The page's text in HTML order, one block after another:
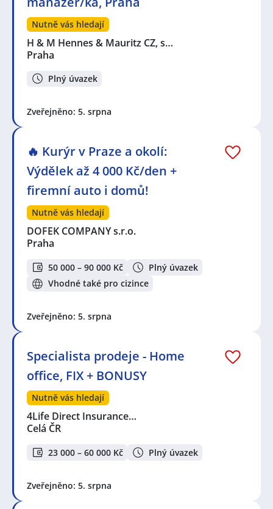
Nutně vás hledají
H & M Hennes & Mauritz CZ, s…
Praha
Plný úvazek
Zveřejněno: 5. srpna
🔥 Kurýr v Praze a okolí:
Výdělek až 4 000 Kč/den +
firemní auto i domů!
Nutně vás hledají
DOFEK COMPANY s.r.o.
Praha
50 000 – 90 000 Kč
Plný úvazek
Vhodné také pro cizince
Zveřejněno: 5. srpna
Specialista prodeje - Home
office, FIX + BONUSY
Nutně vás hledají
4Life Direct Insurance…
Celá ČR
23 000 – 60 000 Kč Plný úvazek
Zveřejněno: 5. srpna